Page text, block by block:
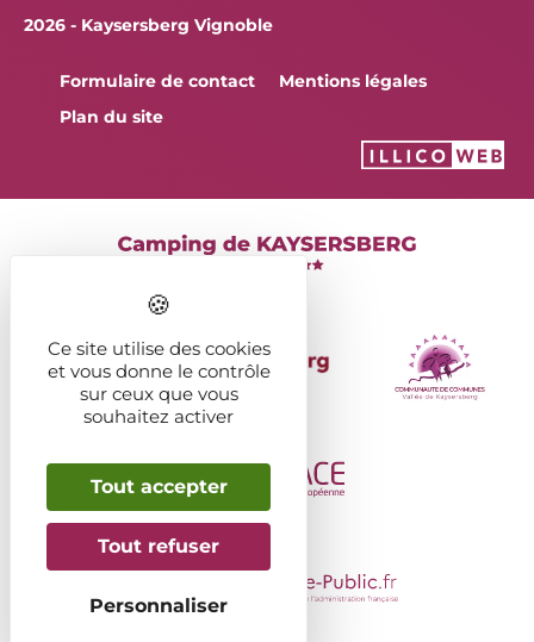
2026 - Kaysersberg Vignoble
Formulaire de contact
Mentions légales
Plan du site
Ce site utilise des cookies
et vous donne le contrôle
sur ceux que vous
souhaitez activer
Tout accepter
Tout refuser
Personnaliser